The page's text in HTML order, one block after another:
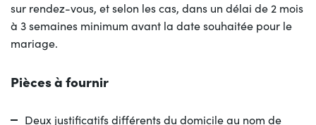
sur rendez-vous, et selon les cas, dans un délai de 2 mois
à 3 semaines minimum avant la date souhaitée pour le
mariage.
Pièces à fournir
Deux justificatifs différents du domicile au nom de